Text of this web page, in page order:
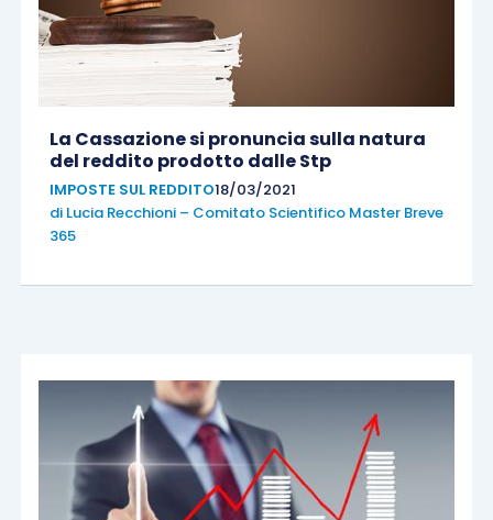
La Cassazione si pronuncia sulla natura
del reddito prodotto dalle Stp
IMPOSTE SUL REDDITO18/03/2021
di Lucia Recchioni – Comitato Scientifico Master Breve
365